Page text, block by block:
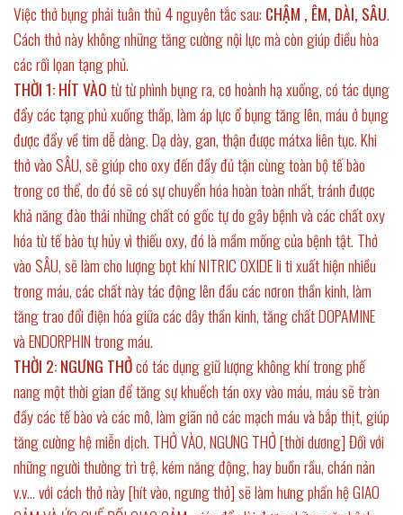
Việc thở bụng phải tuân thủ 4 nguyên tắc sau: CHẬM , ÊM, DÀI, SÂU.
Cách thở này không những tăng cường nội lực mà còn giúp điều hòa
các rối lọan tạng phủ.
THỜI 1: HÍT VÀOtừ từ phình bụng ra, cơ hoành hạ xuống, có tác dụng
đẩy các tạng phủ xuống thấp, làm áp lực ổ bụng tăng lên, máu ở bụng
được đẩy về tim dễ dàng. Dạ dày, gan, thận được mátxa liên tục. Khi
thở vào SÂU, sẽ giúp cho oxy đến đầy đủ tận cùng toàn bộ tế bào
trong cơ thể, do đó sẽ có sự chuyển hóa hoàn toàn nhất, tránh được
khả năng đào thải những chất có gốc tự do gây bệnh và các chất oxy
hóa từ tế bào tự hủy vì thiếu oxy, đó là mầm mống của bệnh tật. Thở
vào SÂU, sẽ làm cho lượng bọt khí NITRIC OXIDE li ti xuất hiện nhiều
trong máu, các chất này tác động lên đầu các nơron thần kinh, làm
tăng trao đổi điện hóa giữa các dây thần kinh, tăng chất DOPAMINE
và ENDORPHIN trong máu.
THỜI 2: NGƯNG THỞcó tác dụng giữ lượng không khí trong phế
nang một thời gian để tăng sự khuếch tán oxy vào máu, máu sẽ tràn
đầy các tế bào và các mô, làm giãn nở các mạch máu và bắp thịt, giúp
tăng cường hệ miễn dịch. THỞ VÀO, NGƯNG THỞ [thời dương] Đối với
những người thường trì trệ, kém năng động, hay buồn rầu, chán nản
v.v… với cách thở này [hít vào, ngưng thở] sẽ làm hưng phấn hệ GIAO